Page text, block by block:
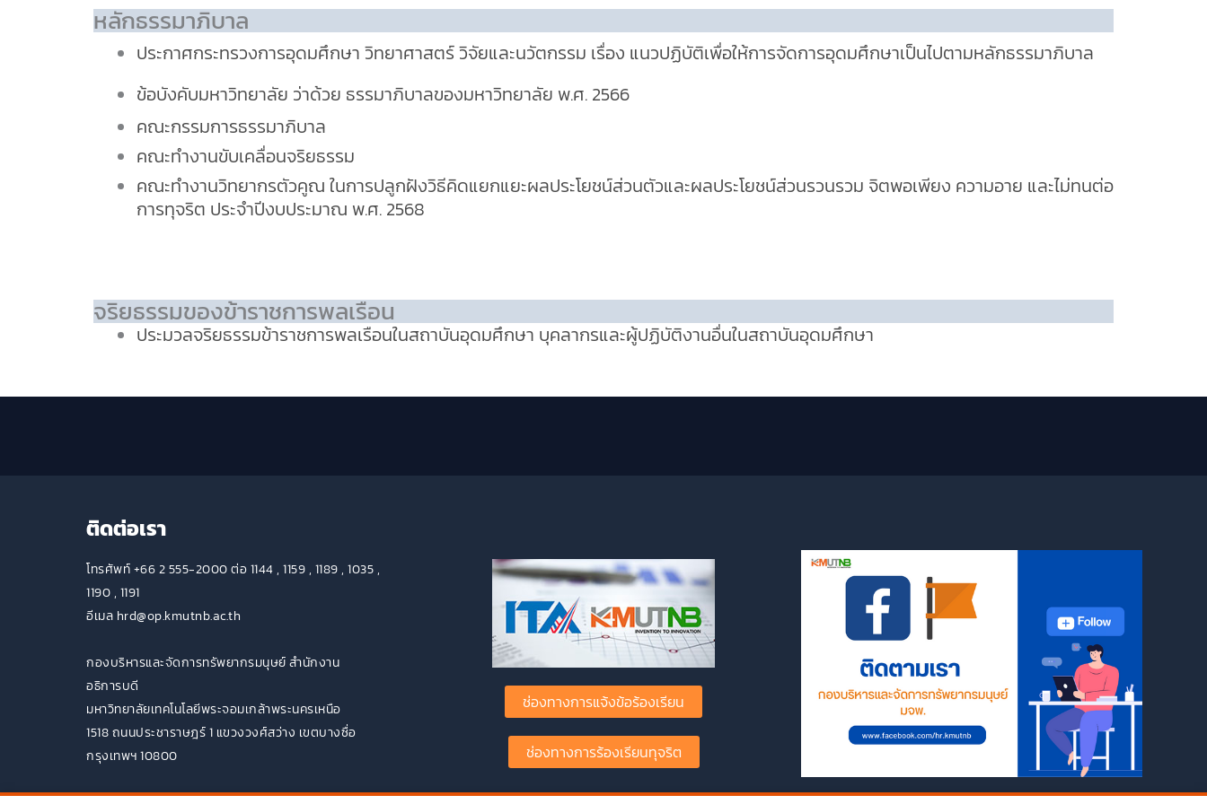
หลักธรรมาภิบาล
ประกาศกระทรวงการอุดมศึกษา วิทยาศาสตร์ วิจัยและนวัตกรรม เรื่อง แนวปฏิบัติเพื่อให้การจัดการอุดมศึกษาเป็นไปตามหลักธรรมาภิบาล
ข้อบังคับมหาวิทยาลัย ว่าด้วย ธรรมาภิบาลของมหาวิทยาลัย พ.ศ. 2566
คณะกรรมการธรรมาภิบาล
คณะทำงานขับเคลื่อนจริยธรรม
คณะทำงานวิทยากรตัวคูณ ในการปลูกฝังวิธีคิดแยกแยะผลประโยชน์ส่วนตัวและผลประโยชน์ส่วนรวนรวม จิตพอเพียง ความอาย และไม่ทนต่อ
การทุจริต ประจำปีงบประมาณ พ.ศ. 2568
จริยธรรมของข้าราชการพลเรือน
ประมวลจริยธรรมข้าราชการพลเรือนในสถาบันอุดมศึกษา บุคลากรและผู้ปฏิบัติงานอื่นในสถาบันอุดมศึกษา
ติดต่อเรา
โทรศัพท์ +66 2 555-2000 ต่อ 1144 , 1159 , 1189 , 1035 ,
1190 , 1191
อีเมล hrd@op.kmutnb.ac.th
กองบริหารและจัดการทรัพยากรมนุษย์ สำนักงาน
อธิการบดี
มหาวิทยาลัยเทคโนโลยีพระจอมเกล้าพระนครเหนือ
1518 ถนนประชาราษฎร์ 1 แขวงวงศ์สว่าง เขตบางซื่อ
กรุงเทพฯ 10800
ช่องทางการแจ้งข้อร้องเรียน
ช่องทางการร้องเรียนทุจริต